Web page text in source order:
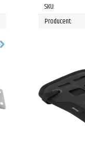
SKU:
Producent: